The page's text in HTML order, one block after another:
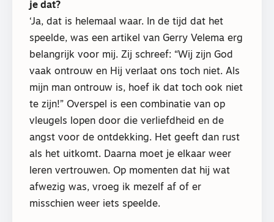
je dat?
‘Ja, dat is helemaal waar. In de tijd dat het
speelde, was een artikel van Gerry Velema erg
belangrijk voor mij. Zij schreef: “Wij zijn God
vaak ontrouw en Hij verlaat ons toch niet. Als
mijn man ontrouw is, hoef ik dat toch ook niet
te zijn!” Overspel is een combinatie van op
vleugels lopen door die verliefdheid en de
angst voor de ontdekking. Het geeft dan rust
als het uitkomt. Daarna moet je elkaar weer
leren vertrouwen. Op momenten dat hij wat
afwezig was, vroeg ik mezelf af of er
misschien weer iets speelde.